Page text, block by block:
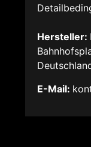
Hersteller:
E-Mail: